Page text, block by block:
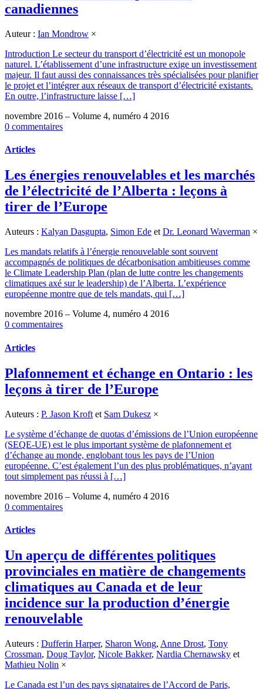
canadiennes
Auteur : Ian Mondrow ×
Introduction Le secteur du transport d’électricité est un monopole
naturel. L’établissement d’une infrastructure exige un investissement
majeur. Il faut aussi des connaissances très spécialisées pour planifier
le projet et l’intégrer aux réseaux de transport d’électricité existants.
En outre, l’infrastructure laisse […]
novembre 2016 – Volume 4, numéro 4 2016
0 commentaires
Articles
Les énergies renouvelables et les marchés
de l’électricité de l’Alberta : leçons à
tirer de l’Europe
Auteurs : Kalyan Dasgupta, Simon Ede et Dr. Leonard Waverman ×
Les mandats relatifs à l’énergie renouvelable sont souvent
accompagnés de politiques de décarbonisation ambitieuses comme
le Climate Leadership Plan (plan de lutte contre les changements
climatiques axé sur le leadership) de l’Alberta. L’expérience
européenne montre que de tels mandats, qui […]
novembre 2016 – Volume 4, numéro 4 2016
0 commentaires
Articles
Plafonnement et échange en Ontario : les
leçons à tirer de l’Europe
Auteurs : P. Jason Kroft et Sam Dukesz ×
Le système d’échange de quotas d’émissions de l’Union européenne
(SEQE-UE) est le plus important système de plafonnement et
d’échange au monde, englobant tous les pays de l’Union
européenne. C’est également l’un des plus problématiques, n’ayant
tout simplement pas réussi à […]
novembre 2016 – Volume 4, numéro 4 2016
0 commentaires
Articles
Un aperçu de différentes politiques
provinciales en matière de changements
climatiques au Canada et de leur
incidence sur la production d’énergie
renouvelable
Auteurs : Dufferin Harper, Sharon Wong, Anne Drost, Tony
Crossman, Doug Taylor, Nicole Bakker, Nardia Chernawsky et
Mathieu Nolin ×
Le Canada est l’un des pays signataires de l’Accord de Paris,